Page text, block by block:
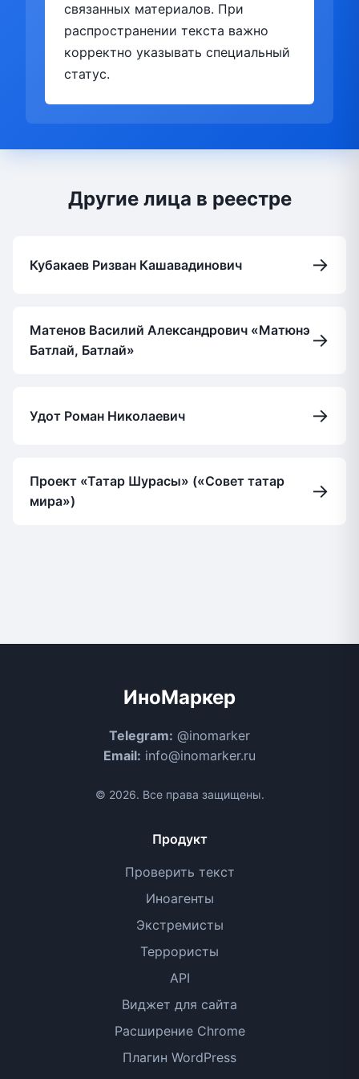
связанных материалов. При
распространении текста важно
корректно указывать специальный
статус.
Другие лица в реестре
Кубакаев Ризван Кашавадинович →
Матенов Василий Александрович «Матюнэ
Батлай, Батлай»
→
Удот Роман Николаевич →
Проект «Татар Шурасы» («Совет татар
мира»)
→
ИноМаркер
Telegram: @inomarker
Email: info@inomarker.ru
© 2026. Все права защищены.
Продукт
Проверить текст
Иноагенты
Экстремисты
Террористы
API
Виджет для сайта
Расширение Chrome
Плагин WordPress